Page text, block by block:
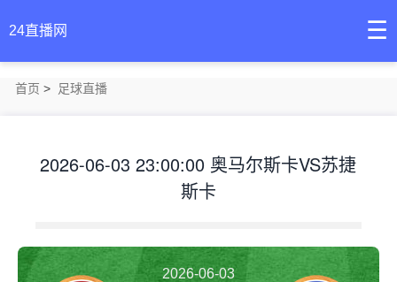
24直播网 ☰
首页 > 足球直播
2026-06-03 23:00:00 奥马尔斯卡VS苏捷
斯卡
2026-06-03